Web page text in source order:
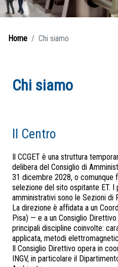
Home Chi siamo
Chi siamo
Il Centro
Il CCGET è una struttura
delibera del Consiglio di
31 dicembre 2028, o comunque
selezione del sito ospitante ET.
amministrativi sono le Sezioni di
La direzione è affidata a un
Pisa) — e a un Consiglio
principali discipline coinvolte:
applicata, metodi
Il Consiglio Direttivo opera in
INGV, in particolare il